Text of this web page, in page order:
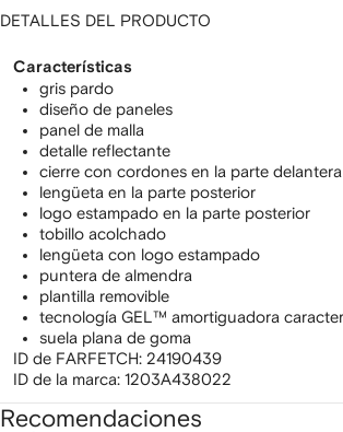
DETALLES DEL PRODUCTO
Características
gris pardo
diseño de paneles
panel de malla
detalle reflectante
cierre con cordones en la parte delantera
lengüeta en la parte posterior
logo estampado en la parte posterior
tobillo acolchado
lengüeta con logo estampado
puntera de almendra
plantilla removible
tecnología GEL™ amortiguadora
suela plana de goma
ID de FARFETCH: 24190439
ID de la marca: 1203A438022
Recomendaciones